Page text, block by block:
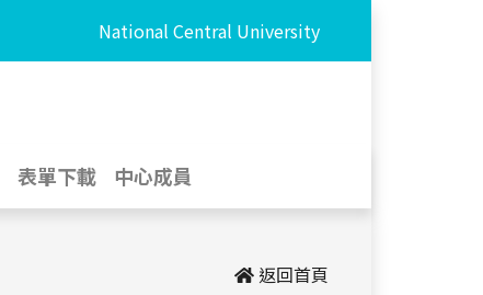
National Central University
表單下載 中心成員
返回首頁